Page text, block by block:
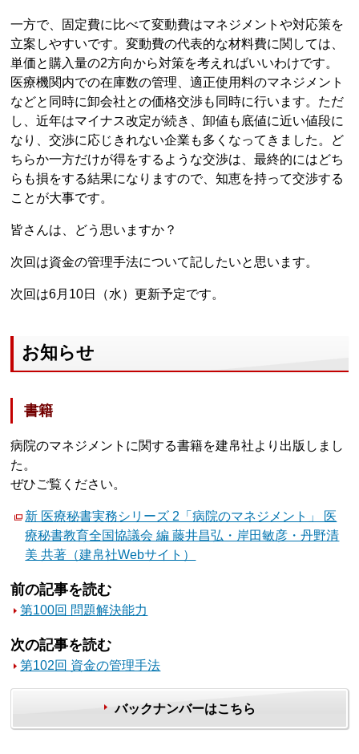
一方で、固定費に比べて変動費はマネジメントや対応策を
立案しやすいです。変動費の代表的な材料費に関しては、
単価と購入量の2方向から対策を考えればいいわけです。
医療機関内での在庫数の管理、適正使用料のマネジメント
などと同時に卸会社との価格交渉も同時に行います。ただ
し、近年はマイナス改定が続き、卸値も底値に近い値段に
なり、交渉に応じきれない企業も多くなってきました。ど
ちらか一方だけが得をするような交渉は、最終的にはどち
らも損をする結果になりますので、知恵を持って交渉する
ことが大事です。
皆さんは、どう思いますか？
次回は資金の管理手法について記したいと思います。
次回は6月10日（水）更新予定です。
お知らせ
書籍
病院のマネジメントに関する書籍を建帛社より出版しまし
た。
ぜひご覧ください。
新 医療秘書実務シリーズ 2「病院のマネジメント」 医
療秘書教育全国協議会 編 藤井昌弘・岸田敏彦・丹野清
美 共著（建帛社Webサイト）
前の記事を読む
第100回 問題解決能力
次の記事を読む
第102回 資金の管理手法
バックナンバーはこちら